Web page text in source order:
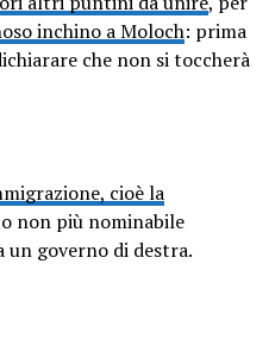
inchino a Moloch: prima
che non si toccherà
cioè la
non più nominabile
un governo di destra.